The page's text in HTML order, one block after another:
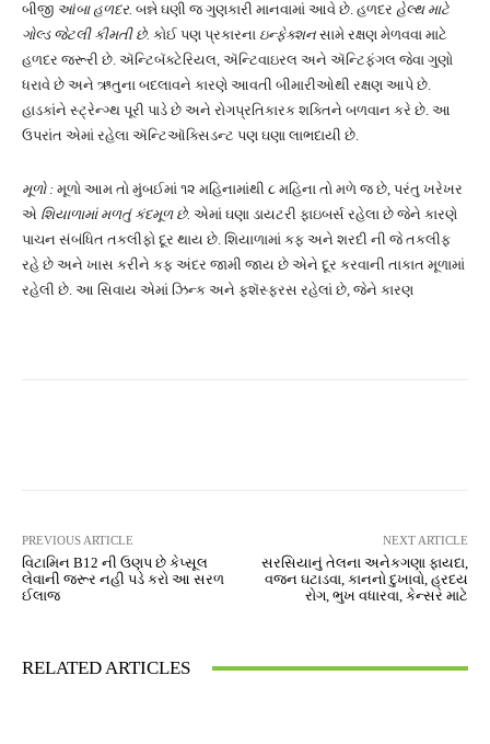
બીજી આંબા હળદર. બન્ને ઘણી જ ગુણકારી માનવામાં આવે છે. હળદર હેલ્થ માટે
ગોલ્ડ જેટલી કીમતી છે. કોઈ પણ પ્રકારના ઇન્ફેક્શન સામે રક્ષણ મેળવવા માટે
હળદર જરૂરી છે. ઍન્ટિબૅક્ટેરિયલ, ઍન્ટિવાઇરલ અને ઍન્ટિફંગલ જેવા ગુણો
ધરાવે છે અને ઋતુના બદલાવને કારણે આવતી બીમારીઓથી રક્ષણ આપે છે.
હાડકાંને સ્ટ્રેન્ગ્થ પૂરી પાડે છે અને રોગપ્રતિકારક શક્તિને બળવાન કરે છે. આ
ઉપરાંત એમાં રહેલા ઍન્ટિઑક્સિડન્ટ પણ ઘણા લાભદાયી છે.
મૂળો : મૂળો આમ તો મુંબઈમાં ૧૨ મહિનામાંથી ૮ મહિના તો મળે જ છે, પરંતુ ખરેખર
એ શિયાળામાં મળતું કંદમૂળ છે. એમાં ઘણા ડાયટરી ફાઇબર્સ રહેલા છે જેને કારણે
પાચન સંબંધિત તકલીફો દૂર થાય છે. શિયાળામાં કફ અને શરદી ની જે તકલીફ
રહે છે અને ખાસ કરીને કફ અંદર જામી જાય છે એને દૂર કરવાની તાકાત મૂળામાં
રહેલી છે. આ સિવાય એમાં ઝિન્ક અને ફશૅસ્ફરસ રહેલાં છે, જેને કારણ
PREVIOUS ARTICLE
વિટામિન B12 ની ઉણપ છે કેપ્સૂલ
લેવાની જરૂર નહી પડે કરો આ સરળ
ઈલાજ
NEXT ARTICLE
સરસિયાનું તેલના અનેકગણા ફાયદા,
વજન ઘટાડવા, કાનનો દુખાવો, હ્રદય
રોગ, ભુખ વધારવા, કેન્સર માટે
RELATED ARTICLES